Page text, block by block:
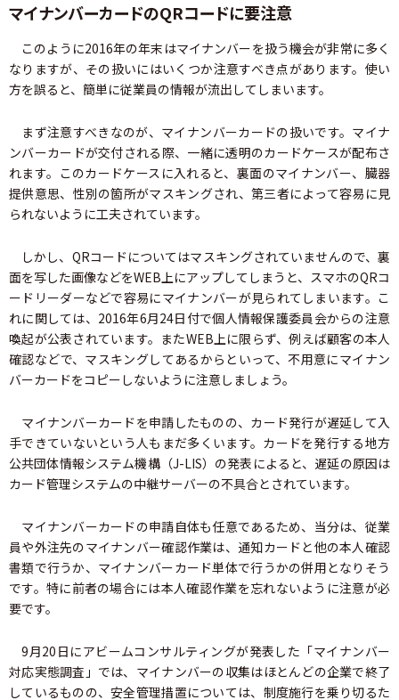
マイナンバーカードのQRコードに要注意
このように2016年の年末はマイナンバーを扱う機会が非常に多く
なりますが、その扱いにはいくつか注意すべき点があります。使い
方を誤ると、簡単に従業員の情報が流出してしまいます。
まず注意すべきなのが、マイナンバーカードの扱いです。マイナ
ンバーカードが交付される際、一緒に透明のカードケースが配布さ
れます。このカードケースに入れると、裏面のマイナンバー、臓器
提供意思、性別の箇所がマスキングされ、第三者によって容易に見
られないように工夫されています。
しかし、QRコードについてはマスキングされていませんので、裏
面を写した画像などをWEB上にアップしてしまうと、スマホのQRコ
ードリーダーなどで容易にマイナンバーが見られてしまいます。こ
れに関しては、2016年6月24日付で個人情報保護委員会からの注意
喚起が公表されています。またWEB上に限らず、例えば顧客の本人
確認などで、マスキングしてあるからといって、不用意にマイナン
バーカードをコピーしないように注意しましょう。
マイナンバーカードを申請したものの、カード発行が遅延して入
手できていないという人もまだ多くいます。カードを発行する地方
公共団体情報システム機構（J-LIS）の発表によると、遅延の原因は
カード管理システムの中継サーバーの不具合とされています。
マイナンバーカードの申請自体も任意であるため、当分は、従業
員や外注先のマイナンバー確認作業は、通知カードと他の本人確認
書類で行うか、マイナンバーカード単体で行うかの併用となりそう
です。特に前者の場合には本人確認作業を忘れないように注意が必
要です。
9月20日にアビームコンサルティングが発表した「マイナンバー
対応実態調査」では、マイナンバーの収集はほとんどの企業で終了
しているものの、安全管理措置については、制度施行を乗り切るた